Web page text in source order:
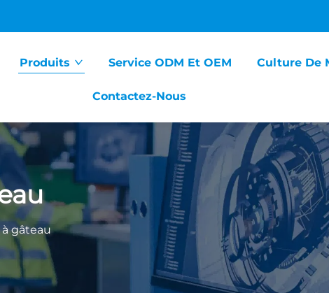
Produits Service ODM Et OEM Culture De
Contactez-Nous
gâteau